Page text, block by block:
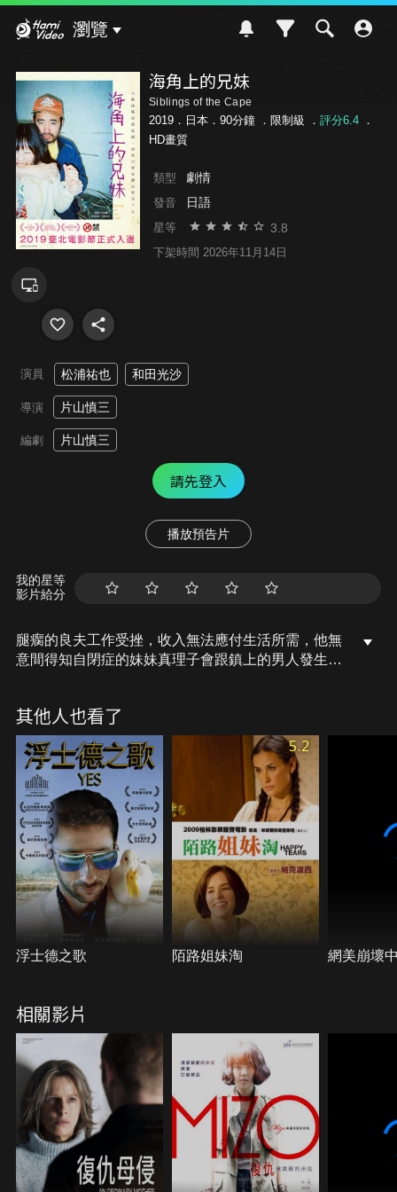
瀏覽
海角上的兄妹
Siblings of the Cape
2019．日本．90分鐘 ． 限制級 ． 評分6.4．
HD畫質
類型 劇情
發音 日語
星等 3.8
下架時間 2026年11月14日
演員 松浦祐也 和田光沙
導演 片山慎三
編劇 片山慎三
請先登入
播放預告片
我的星等
影片給分
腿瘸的良夫工作受挫，收入無法應付生活所需，他無
意間得知自閉症的妹妹真理子會跟鎮上的男人發生關
觸到妹妹以往不曾讓自己見過的悲喜之情，讓他心情
五味雜陳。隨著恩客接二連三，此時妹妹的身心靈開
始起了變化…
其他人也看了
浮士德之歌
5.2
陌路姐妹淘 網美崩壞
相關影片